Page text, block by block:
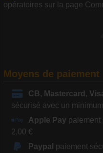
opératoires sur la page
Moyens de paiement
CB, Mastercard,
sécurisé avec un
Apple Pay paiement
2,00 €
Paypal paiement